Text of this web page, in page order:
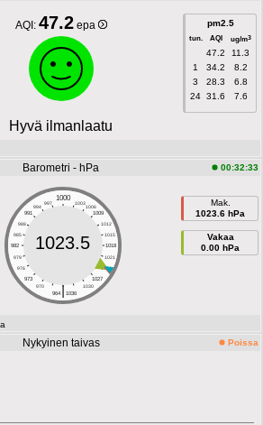
AQI: 47.2 epa pm2.5
tun. AQI ug/m3
47.2
11.3
1
34.2
8.2
3
28.3
6.8
24 31.6 7.6
Hyvä ilmanlaatu
Barometri - hPa 00:32:33
1000
997 1003
994
1006
991
1009
988
1012
985
1015
982
1018
979
1021
976
1024
973
1027
970
1030
|
964 1036
1023.5
Mak.
1023.6 hPa
Vakaa
0.00 hPa
Nykyinen taivas Poissa